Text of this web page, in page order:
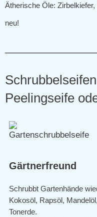
Ätherische Öle:
neu!
Peelingseife
Gärtnerfreund
Schrubbt Gartenhände
Kokosöl, Rapsöl,
Tonerde.